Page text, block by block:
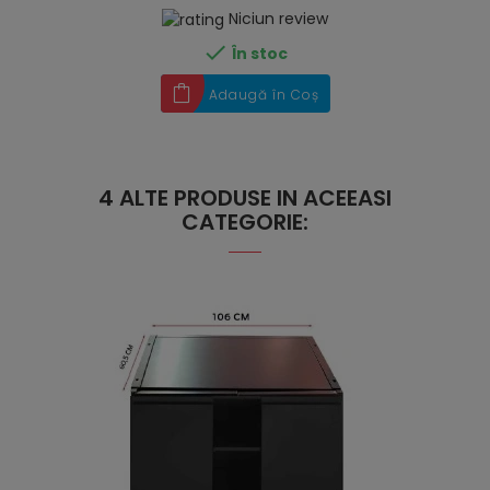
Niciun review
 În stoc
Adaugă în Coș
4 ALTE PRODUSE IN ACEEASI
CATEGORIE: